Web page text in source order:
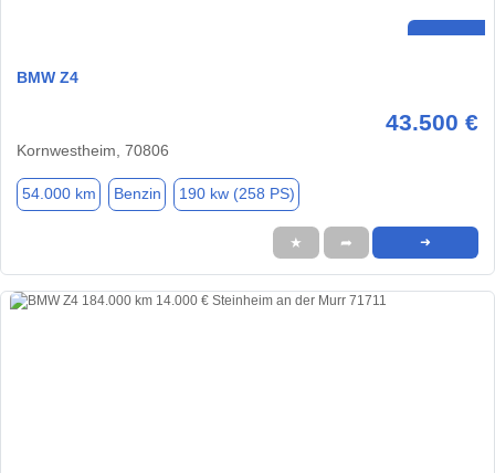
BMW Z4
43.500 €
Kornwestheim, 70806
54.000 km Benzin 190 kw (258 PS)
★ ➦ ➜